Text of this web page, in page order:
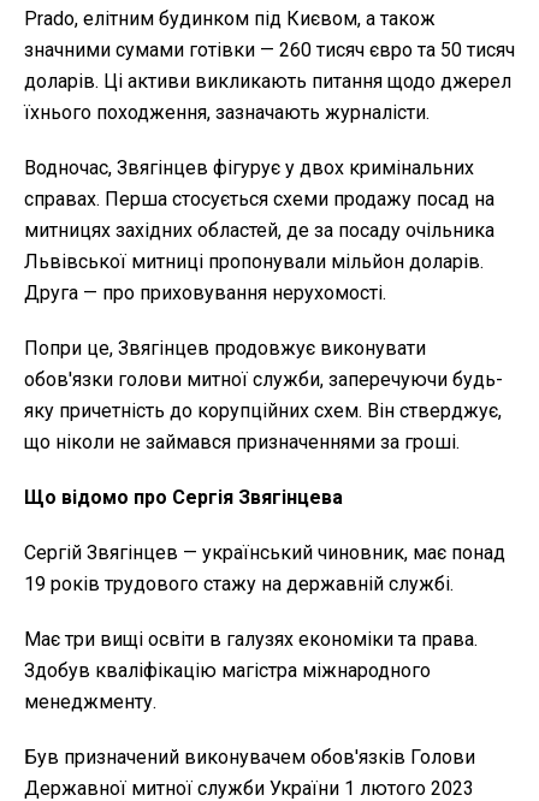
Prado, елітним будинком під Києвом, а також
значними сумами готівки — 260 тисяч євро та 50 тисяч
доларів. Ці активи викликають питання щодо джерел
їхнього походження, зазначають журналісти.
Водночас, Звягінцев фігурує у двох кримінальних
справах. Перша стосується схеми продажу посад на
митницях західних областей, де за посаду очільника
Львівської митниці пропонували мільйон доларів.
Друга — про приховування нерухомості.
Попри це, Звягінцев продовжує виконувати
обов'язки голови митної служби, заперечуючи будь-
яку причетність до корупційних схем. Він стверджує,
що ніколи не займався призначеннями за гроші.
Що відомо про Сергія Звягінцева
Сергій Звягінцев — український чиновник, має понад
19 років трудового стажу на державній службі.
Має три вищі освіти в галузях економіки та права.
Здобув кваліфікацію магістра міжнародного
менеджменту.
Був призначений виконувачем обов'язків Голови
Державної митної служби України 1 лютого 2023